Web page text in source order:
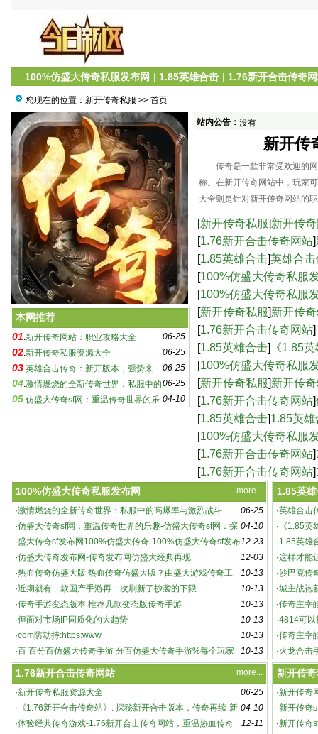
100%仿盛大传奇私服发布网 | 1.85英雄合击 | 1.76新开合击传奇
您现在的位置： 新开传奇私服 >> 首页
新开传奇网站：职业攻略大全
新开传奇私服资源大全
英雄合击传奇：新开版本，强势来袭！
本网推荐
06-25
01.新开传奇网站：职业攻略大全
06-25
02.新开传奇私服资源大全
06-25
03.英雄合击传奇：新开版本，强势来
袭！
06-25
04.激情燃烧的全新传奇世界：私服中的
高爆率与激烈战斗
04-10
05.仿盛大传奇sf网：重温传奇世界的乐
站内公告： 没有
新开传
传奇是一款非常受欢迎的网
称。在新开传奇网站中，玩家
大全则是针对新开传奇网站的
[新开传奇私服]新开传
[1.76新开合击传奇网站]
[1.85英雄合击]英雄合
[100%仿盛大传奇私服
服中的高爆率与激烈战
[100%仿盛大传奇私服
界的乐趣-仿盛大传奇sf
[新开传奇私服]新开传
奇sf：游戏玩家必知的
[1.76新开合击传奇网站]
合击版本，传奇再续-
[1.85英雄合击] 《1.85
新篇章-《1.85英雄合
[100%仿盛大传奇私服
传奇-100%仿盛大传奇
[新开传奇私服]新开传
sf下载,新开传奇sf
[1.76新开合击传奇网站]
网站，重温热血传奇
[1.85英雄合击]1.85英
[100%仿盛大传奇私服
仿盛大经典再现
[1.76新开合击传奇网站]
奇游戏-1.76新开合击
[1.76新开合击传奇网站]
_新开180传奇网站
more...
100%仿盛大传奇私服发布网
06-25
·激情燃烧的全新传奇世界：私服中的高爆率与激烈战斗
04-10
·仿盛大传奇sf网：重温传奇世界的乐趣-仿盛大传奇sf网：探
索未知的游戏世界
12-23
·盛大传奇sf发布网100%仿盛大传奇-100%仿盛大传奇sf发布
网，重温经典传奇
12-03
·仿盛大传奇发布网-传奇发布网仿盛大经典再现
10-13
·热血传奇仿盛大版 热血传奇仿盛大版？由盛大游戏传奇工
作室研发、腾讯代
10-13
·近期就有一款国产手游再一次刷新了抄袭的下限
10-13
·传奇手游变态版本.推荐几款变态版传奇手游
10-13
·但面对市场IP同质化的大趋势
10-13
·com防劫持:https:www
10-13
·百 百分百仿盛大传奇手游 分百仿盛大传奇手游%每个玩家
都能
1.85英
·英雄合击
· 《1.85
5英雄合击
·1.85英雄
·这样才能
·沙巴克传
·城主战袍
动详解
·传奇主宰
·4814可
021 官方
·传奇主宰
奇主
·火龙合击
游 都
more...
1.76新开合击传奇网站
06-25
·新开传奇私服资源大全
04-10
· 《1.76新开合击传奇站》: 探秘新开合击版本，传奇再续-新
开合击传奇站：游戏特色与玩法深度解析
12-11
·体验经典传奇游戏-1.76新开合击传奇网站，重温热血传奇
新开传
·新开传奇
·新开传奇
家必知的
·新开传奇